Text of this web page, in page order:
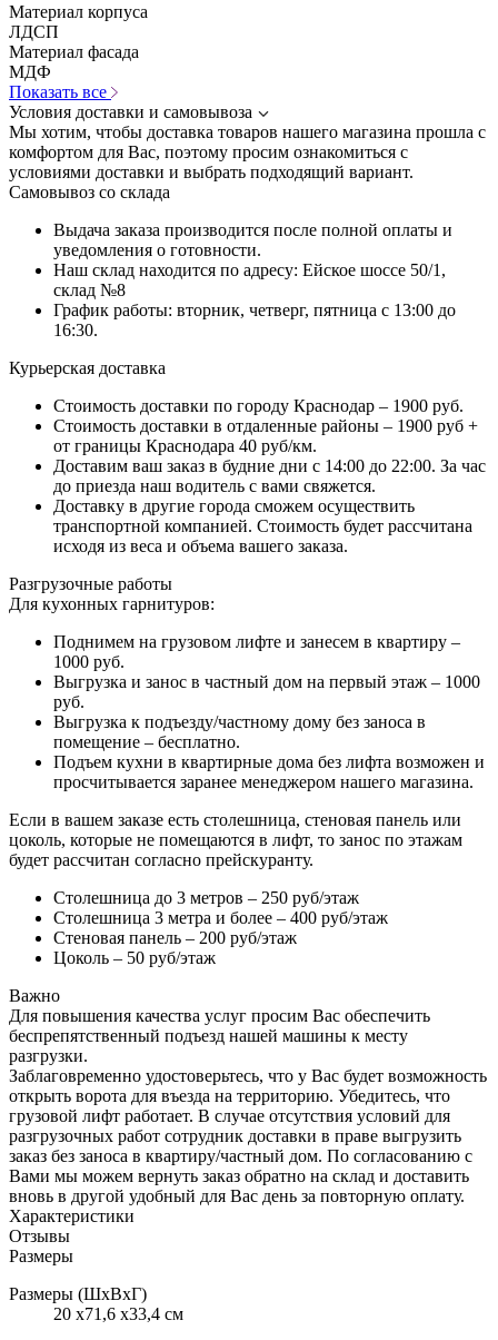
Материал корпуса
ЛДСП
Материал фасада
МДФ
Показать все
Условия доставки и самовывоза
Мы хотим, чтобы доставка товаров нашего магазина прошла с
комфортом для Вас, поэтому просим ознакомиться с
условиями доставки и выбрать подходящий вариант.
Самовывоз со склада
Выдача заказа производится после полной оплаты и
уведомления о готовности.
Наш склад находится по адресу: Ейское шоссе 50/1,
склад №8
График работы: вторник, четверг, пятница с 13:00 до
16:30.
Курьерская доставка
Стоимость доставки по городу Краснодар – 1900 руб.
Стоимость доставки в отдаленные районы – 1900 руб +
от границы Краснодара 40 руб/км.
Доставим ваш заказ в будние дни с 14:00 до 22:00. За час
до приезда наш водитель с вами свяжется.
Доставку в другие города сможем осуществить
транспортной компанией. Стоимость будет рассчитана
исходя из веса и объема вашего заказа.
Разгрузочные работы
Для кухонных гарнитуров:
Поднимем на грузовом лифте и занесем в квартиру –
1000 руб.
Выгрузка и занос в частный дом на первый этаж – 1000
руб.
Выгрузка к подъезду/частному дому без заноса в
помещение – бесплатно.
Подъем кухни в квартирные дома без лифта возможен и
просчитывается заранее менеджером нашего магазина.
Если в вашем заказе есть столешница, стеновая панель или
цоколь, которые не помещаются в лифт, то занос по этажам
будет рассчитан согласно прейскуранту.
Столешница до 3 метров – 250 руб/этаж
Столешница 3 метра и более – 400 руб/этаж
Стеновая панель – 200 руб/этаж
Цоколь – 50 руб/этаж
Важно
Для повышения качества услуг просим Вас обеспечить
беспрепятственный подъезд нашей машины к месту
разгрузки.
Заблаговременно удостоверьтесь, что у Вас будет возможность
открыть ворота для въезда на территорию. Убедитесь, что
грузовой лифт работает. В случае отсутствия условий для
разгрузочных работ сотрудник доставки в праве выгрузить
заказ без заноса в квартиру/частный дом. По согласованию с
Вами мы можем вернуть заказ обратно на склад и доставить
вновь в другой удобный для Вас день за повторную оплату.
Характеристики
Отзывы
Размеры
Размеры (ШхВхГ)
20 x71,6 x33,4 см